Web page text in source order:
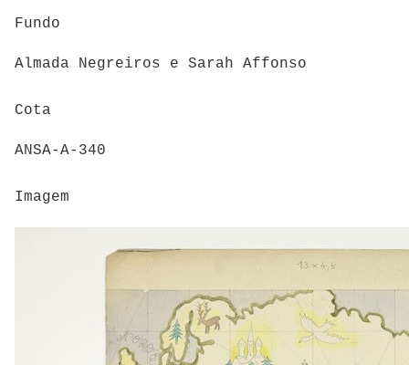
Fundo
Almada Negreiros e Sarah Affonso
Cota
ANSA-A-340
Imagem